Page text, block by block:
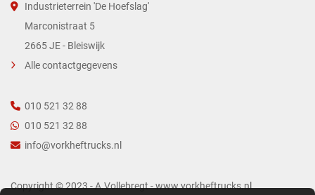
Industrieterrein 'De Hoefslag'
Marconistraat 5
2665 JE - Bleiswijk
Alle contactgegevens
010 521 32 88
010 521 32 88
info@vorkheftrucks.nl
Copyright © 2023 - A.Vollebregt - www.vorkheftrucks.nl